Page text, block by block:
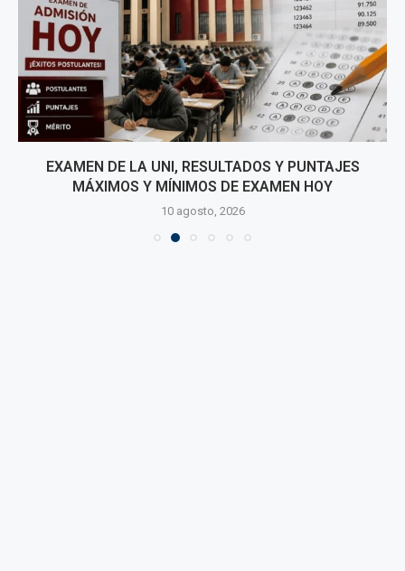
EXAMEN DE LA UNI, RESULTADOS Y PUNTAJES
MÁXIMOS Y MÍNIMOS DE EXAMEN HOY
10 agosto, 2026